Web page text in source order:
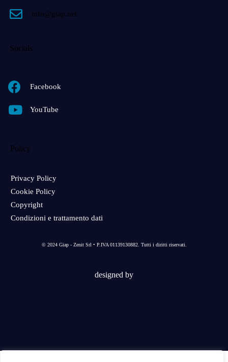
info@giap.net
Socials
Facebook
YouTube
Policy
Privacy Policy
Cookie Policy
Copyright
Condizioni e trattamento dati
© 2024 Giap - Zenit Srl • P.IVA 01139130882. Tutti i diritti riservati.
designed by